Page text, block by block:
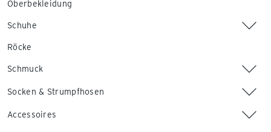
Oberbekleidung
Schuhe
Röcke
Schmuck
Socken & Strumpfhosen
Accessoires